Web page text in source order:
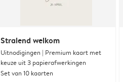
Stralend welkom
Uitnodigingen | Premium kaart met
keuze uit 3 papierafwerkingen
Set van 10 kaarten